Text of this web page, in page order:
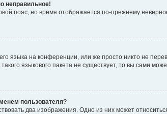
неправильное!
пояс, но время отображается по-прежнему
языка на конференции, или же просто никто не
языкового пакета не существует, то вы сами
пользователя?
два изображения. Одно из них может